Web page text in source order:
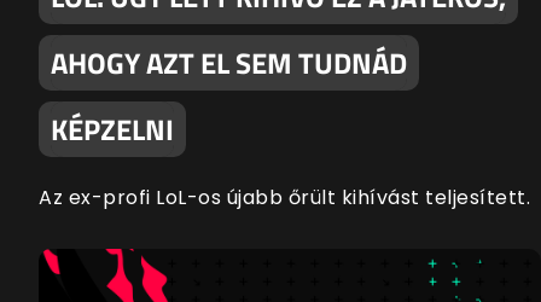
AHOGY AZT EL SEM TUDNÁD
KÉPZELNI
Az ex-profi LoL-os újabb őrült kihívást teljesített.